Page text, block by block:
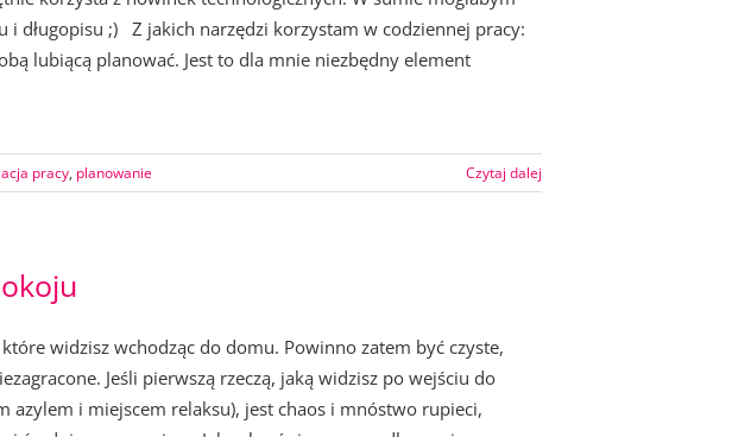
i długopisu ;) Z jakich narzędzi korzystam w codziennej pracy:
lubiącą planować. Jest to dla mnie niezbędny element
pracy, planowanie Czytaj dalej
widzisz wchodząc do domu. Powinno zatem być czyste,
Jeśli pierwszą rzeczą, jaką widzisz po wejściu do
azylem i miejscem relaksu), jest chaos i mnóstwo rupieci,